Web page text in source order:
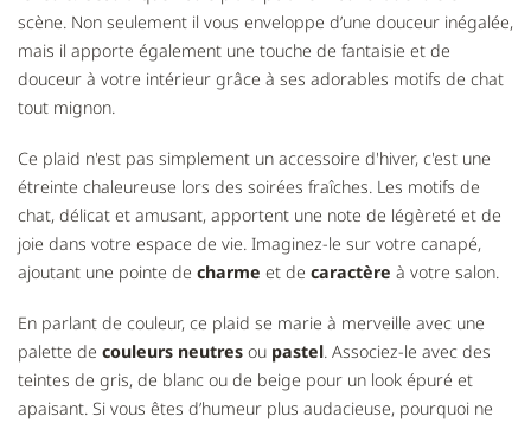
scène. Non seulement il vous enveloppe d’une douceur inégalée,
mais il apporte également une touche de fantaisie et de
douceur à votre intérieur grâce à ses adorables motifs de chat
tout mignon.
Ce plaid n'est pas simplement un accessoire d'hiver, c'est une
étreinte chaleureuse lors des soirées fraîches. Les motifs de
chat, délicat et amusant, apportent une note de légèreté et de
joie dans votre espace de vie. Imaginez-le sur votre canapé,
ajoutant une pointe de charme et de caractère à votre salon.
En parlant de couleur, ce plaid se marie à merveille avec une
palette de couleurs neutres ou pastel. Associez-le avec des
teintes de gris, de blanc ou de beige pour un look épuré et
apaisant. Si vous êtes d’humeur plus audacieuse, pourquoi ne